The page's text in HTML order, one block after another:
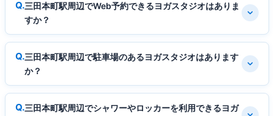
三田本町駅周辺でWeb予約できるヨガスタジオはありま
すか？
三田本町駅周辺で駐車場のあるヨガスタジオはあります
か？
三田本町駅周辺でシャワーやロッカーを利用できるヨガ